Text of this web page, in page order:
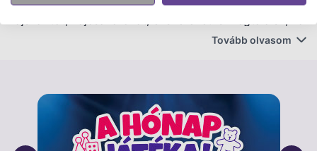
leülsz az asztal elé, csak fel kell kapcsolnod a
nem tartalmazza. A Fésülködőasztal fénnyel és hanggal
összerakott méretei: 65 x 26 x 68 cm.
Tovább olvasom